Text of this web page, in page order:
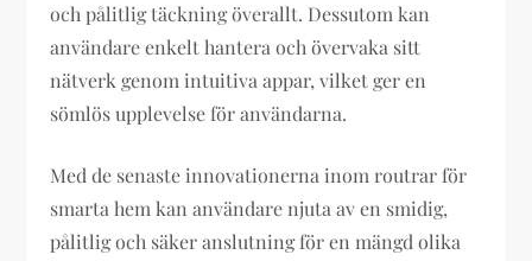
och pålitlig täckning överallt. Dessutom kan
användare enkelt hantera och övervaka sitt
nätverk genom intuitiva appar, vilket ger en
sömlös upplevelse för användarna.
Med de senaste innovationerna inom routrar för
smarta hem kan användare njuta av en smidig,
pålitlig och säker anslutning för en mängd olika